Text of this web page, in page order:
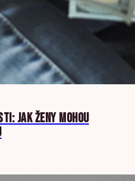
JAK ŽENY MOHOU